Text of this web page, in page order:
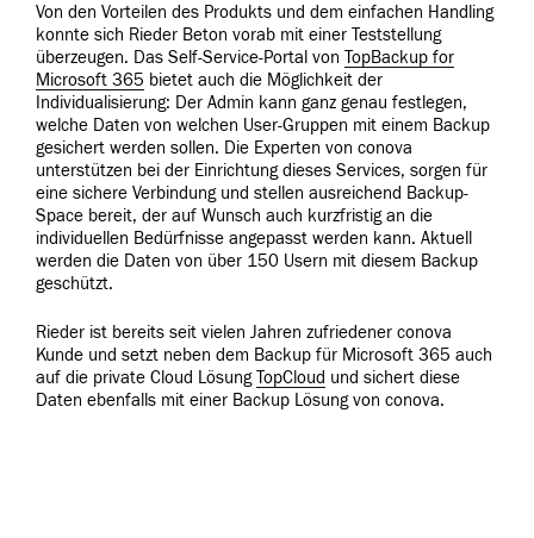
Von den Vorteilen des Produkts und dem einfachen Handling
konnte sich Rieder Beton vorab mit einer Teststellung
überzeugen. Das Self-Service-Portal von TopBackup for
Microsoft 365 bietet auch die Möglichkeit der
Individualisierung: Der Admin kann ganz genau festlegen,
welche Daten von welchen User-Gruppen mit einem Backup
gesichert werden sollen. Die Experten von conova
unterstützen bei der Einrichtung dieses Services, sorgen für
eine sichere Verbindung und stellen ausreichend Backup-
Space bereit, der auf Wunsch auch kurzfristig an die
individuellen Bedürfnisse angepasst werden kann. Aktuell
werden die Daten von über 150 Usern mit diesem Backup
geschützt.
Rieder ist bereits seit vielen Jahren zufriedener conova
Kunde und setzt neben dem Backup für Microsoft 365 auch
auf die private Cloud LösungTopCloud und sichert diese
Daten ebenfalls mit einer Backup Lösung von conova.